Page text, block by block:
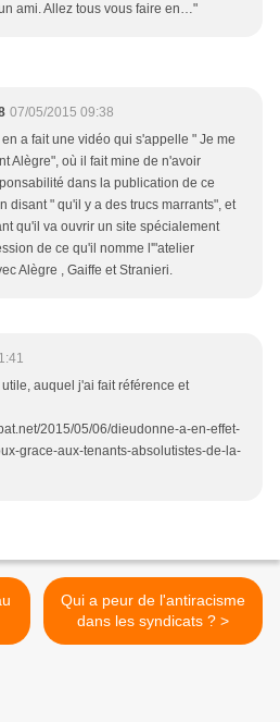
ami. Allez tous vous faire en…"
07/05/2015 09:38
a fait une vidéo qui s'appelle " Je me
Alègre", où il fait mine de n'avoir
dans la publication de ce
disant " qu'il y a des trucs marrants", et
qu'il va ouvrir un site spécialement
de ce qu'il nomme l'"atelier
Alègre , Gaiffe et Stranieri.
auquel j'ai fait référence et
2015/05/06/dieudonne-a-en-effet-
grace-aux-tenants-absolutistes-de-la-
Qui a peur de l'antiracisme
dans les syndicats ? >